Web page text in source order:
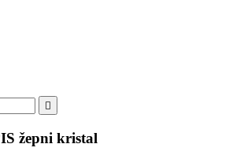

žepni kristal